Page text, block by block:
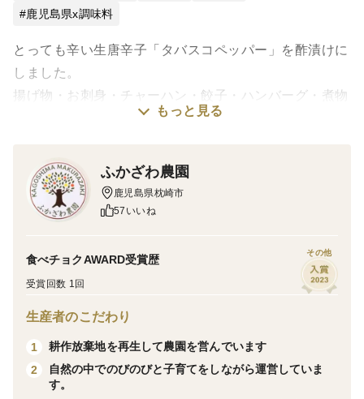
鹿児島県x調味料
とっても辛い生唐辛子「タバスコペッパー」を酢漬けに
しました。
揚げ物・お刺身・チャーハン・餃子・ハンバーグ・煮物
にも。なんにでもチョイがけしたくなる美味しさです。
タバスコペッパーは生で食べると激辛ですが、お酢に漬
けることによってマイルドになり中辛以上がお好きな方
には美味しい辛さが味わえます。
タバスコペッパーは、鹿児島県枕崎市の自然豊かな土地
で農薬を使わずに大切に育てています。
辛子です！
もっと見る
ふかざわ農園
鹿児島県枕崎市
57いいね
食べチョクAWARD受賞歴
受賞回数 1回
その他
生産者のこだわり
1
耕作放棄地を再生して農園を営んでいます
2
自然の中でのびのびと子育てをしながら運営していま
す。